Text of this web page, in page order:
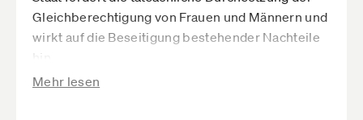
Gleichberechtigung von Frauen und Männern und
wirkt auf die Beseitigung bestehender Nachteile
hin.
(3) Niemand darf wegen seines Geschlechtes,
Mehr lesen